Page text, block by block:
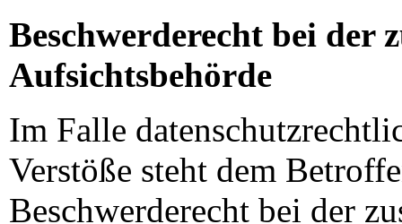
Beschwerderecht bei der
Aufsichtsbehörde
Im Falle
Verstöße steht dem
Beschwerderecht bei der